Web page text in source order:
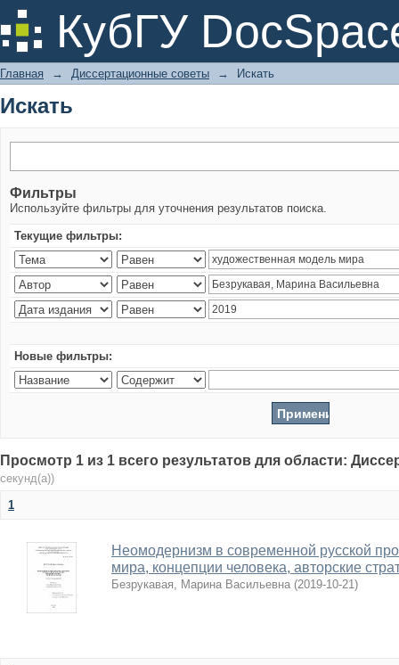
КубГУ
Искать
Главная → Диссертационные советы → Искать
Искать
Фильтры
Используйте фильтры для уточнения результатов поиска.
Текущие фильтры:
Новые фильтры:
Просмотр 1 из 1 всего результатов для области:
секунд(а))
1
Неомодернизм в современной русской
мира, концепции человека, авторские
Безрукавая, Марина Васильевна (2019-10-21)